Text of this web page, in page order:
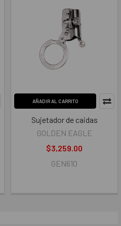
AÑADIR AL CARRITO
Sujetador de caidas
GOLDEN EAGLE
$3,259.00
GEN610